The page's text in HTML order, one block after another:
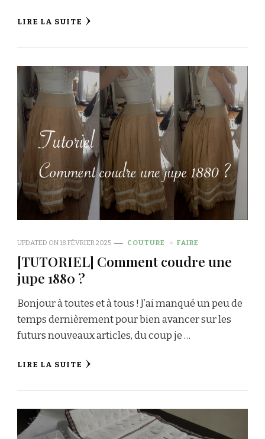
LIRE LA SUITE
UPDATED ON18 FÉVRIER 2025 COUTURE FAIRE
[TUTORIEL] Comment coudre une
jupe 1880 ?
Bonjour à toutes et à tous ! J’ai manqué un peu de
temps dernièrement pour bien avancer sur les
futurs nouveaux articles, du coup je …
LIRE LA SUITE